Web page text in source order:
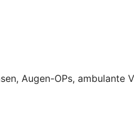
Augen-OPs, ambulante